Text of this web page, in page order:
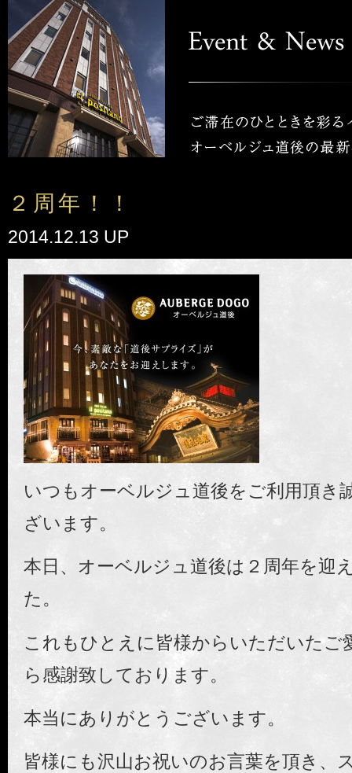
２周年！！
2014.12.13 UP
いつもオーベルジュ道後をご利用頂き
ざいます。
本日、オーベルジュ道後は２周年を迎
た。
これもひとえに皆様からいただいたご
ら感謝致しております。
本当にありがとうございます。
皆様にも沢山お祝いのお言葉を頂き、